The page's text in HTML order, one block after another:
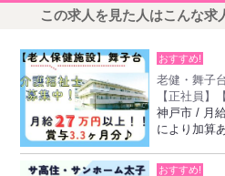
この求人を見た人はこんな求
おすすめ!
老健・舞子
【正社員】
神戸市 / 月
により加算
おすすめ!